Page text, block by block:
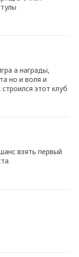
а награды,
но и воля и
этот клуб
взять первый